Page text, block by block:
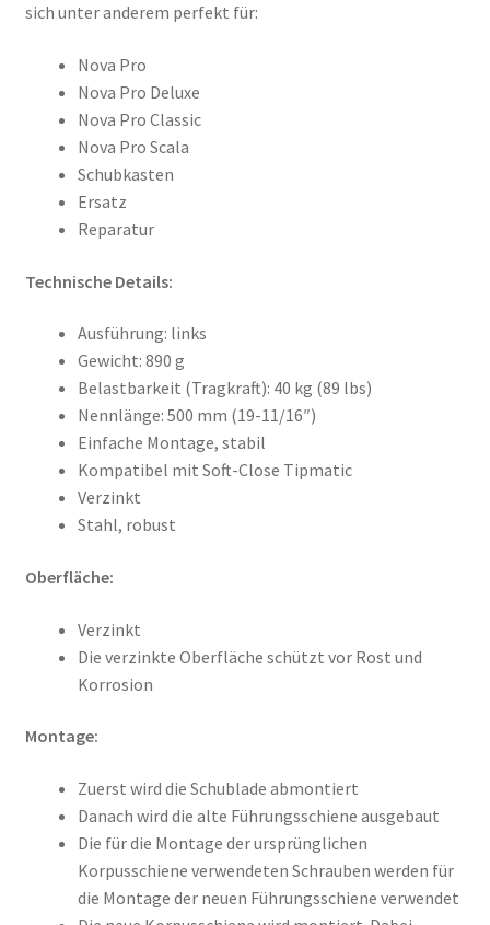
sich unter anderem perfekt für:
Nova Pro
Nova Pro Deluxe
Nova Pro Classic
Nova Pro Scala
Schubkasten
Ersatz
Reparatur
Technische Details:
Ausführung: links
Gewicht: 890 g
Belastbarkeit (Tragkraft): 40 kg (89 lbs)
Nennlänge: 500 mm (19-11/16″)
Einfache Montage, stabil
Kompatibel mit Soft-Close Tipmatic
Verzinkt
Stahl, robust
Oberfläche:
Verzinkt
Die verzinkte Oberfläche schützt vor Rost und
Korrosion
Montage:
Zuerst wird die Schublade abmontiert
Danach wird die alte Führungsschiene ausgebaut
Die für die Montage der ursprünglichen
Korpusschiene verwendeten Schrauben werden für
die Montage der neuen Führungsschiene verwendet